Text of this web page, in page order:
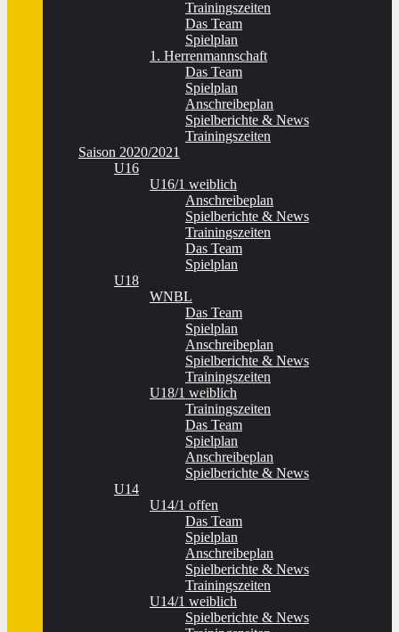
Trainingszeiten
Das Team
Spielplan
1. Herrenmannschaft
Das Team
Spielplan
Anschreibeplan
Spielberichte & News
Trainingszeiten
Saison 2020/2021
U16
U16/1 weiblich
Anschreibeplan
Spielberichte & News
Trainingszeiten
Das Team
Spielplan
U18
WNBL
Das Team
Spielplan
Anschreibeplan
Spielberichte & News
Trainingszeiten
U18/1 weiblich
Trainingszeiten
Das Team
Spielplan
Anschreibeplan
Spielberichte & News
U14
U14/1 offen
Das Team
Spielplan
Anschreibeplan
Spielberichte & News
Trainingszeiten
U14/1 weiblich
Spielberichte & News